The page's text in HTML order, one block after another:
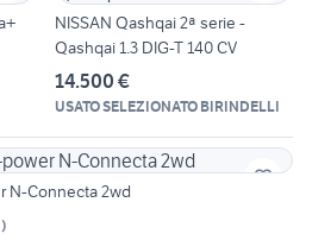
NISSAN Qashqai 2ª serie -
Qashqai 1.3 DIG-T 140 CV
14.500 €
USATO SELEZIONATO BIRINDELLI
N-Connecta 2wd
)